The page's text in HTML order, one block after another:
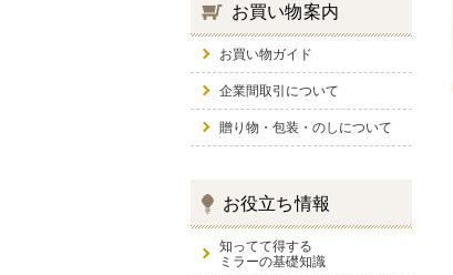
お買い物案内
お買い物ガイド
企業間取引について
贈り物・包装・のしについて
お役立ち情報
知ってて得する
ミラーの基礎知識